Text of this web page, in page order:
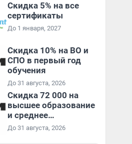
Скидка 5% на все
сертификаты
До 1 января, 2027
Скидка 10% на ВО и
СПО в первый год
обучения
До 31 августа, 2026
Скидка 72 000 на
высшее образование
и среднее
специальное
До 31 августа, 2026